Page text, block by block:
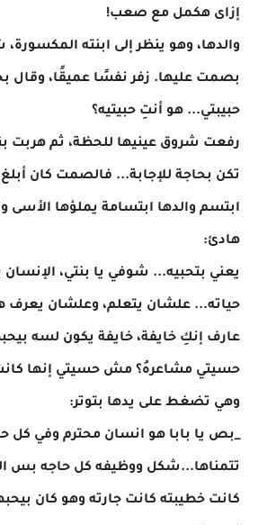
إزاى هكمل مع صعب!
والدها، وهو ينظر إلى ابنته
بصمت عليها. زفر نفسًا عميقًا، وقال
حبيبتي... هو أنتِ حبيتيه؟
رفعت شروق عينيها للحظة، ثم هربت
تكن بحاجة للإجابة... فالصمت كان أبلغ
ابتسم والدها ابتسامة يملؤها الأسى
هادئ:
يعني بتحبيه... شوفي يا بنتي، الإنسان
حياته... علشان يتعلم، وعلشان يعرف هو
عارف إنكِ خايفة، خايفة يكون لسه
حسيتي مشاعرهُ؟ مش حسيتي إنها
وهي تضغط على يدها بتوتر:
_بص يا بابا هو انسان محترم وفي كل
تتمناها...شكل ووظيفه كل حاجه بس
كانت خطيبته كانت جارته وهو كان